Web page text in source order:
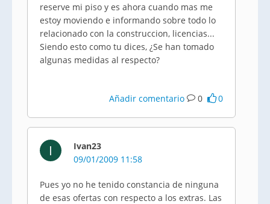
reserve mi piso y es ahora cuando mas me
estoy moviendo e informando sobre todo lo
relacionado con la construccion, licencias...
Siendo esto como tu dices, ¿Se han tomado
algunas medidas al respecto?
Añadir comentario 0 0
I
Ivan23
09/01/2009 11:58
Pues yo no he tenido constancia de ninguna
de esas ofertas con respecto a los extras. Las